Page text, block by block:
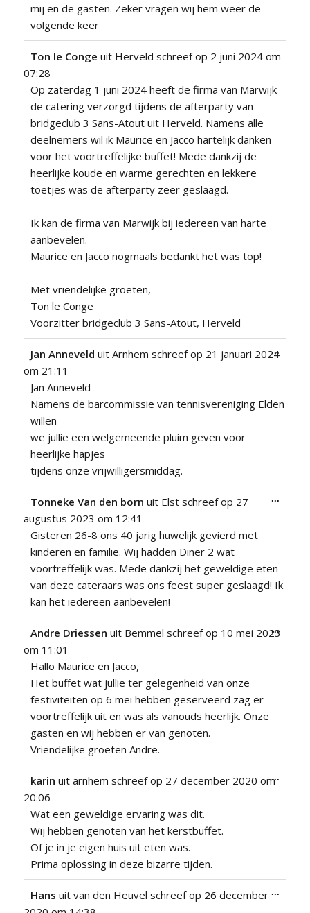
mij en de gasten. Zeker vragen wij hem weer de
volgende keer
Ton le Conge uit Herveld schreef op 2 juni 2024 om
07:28
Op zaterdag 1 juni 2024 heeft de firma van Marwijk
de catering verzorgd tijdens de afterparty van
bridgeclub 3 Sans-Atout uit Herveld. Namens alle
deelnemers wil ik Maurice en Jacco hartelijk danken
voor het voortreffelijke buffet! Mede dankzij de
heerlijke koude en warme gerechten en lekkere
toetjes was de afterparty zeer geslaagd.
Ik kan de firma van Marwijk bij iedereen van harte
aanbevelen.
Maurice en Jacco nogmaals bedankt het was top!
Met vriendelijke groeten,
Ton le Conge
Voorzitter bridgeclub 3 Sans-Atout, Herveld
...
deze
Jan Anneveld uit Arnhem schreef op 21 januari 2024
om 21:11
Jan Anneveld
Namens de barcommissie van tennisvereniging Elden
willen
we jullie een welgemeende pluim geven voor
heerlijke hapjes
tijdens onze vrijwilligersmiddag.
...
deze
Tonneke Van den born uit Elst schreef op 27
augustus 2023 om 12:41
Gisteren 26-8 ons 40 jarig huwelijk gevierd met
kinderen en familie. Wij hadden Diner 2 wat
voortreffelijk was. Mede dankzij het geweldige eten
van deze cateraars was ons feest super geslaagd! Ik
kan het iedereen aanbevelen!
...
Andre Driessen uit Bemmel schreef op 10 mei 2023
om 11:01
Hallo Maurice en Jacco,
Het buffet wat jullie ter gelegenheid van onze
festiviteiten op 6 mei hebben geserveerd zag er
voortreffelijk uit en was als vanouds heerlijk. Onze
gasten en wij hebben er van genoten.
Vriendelijke groeten Andre.
...Wissel
deze
karin uit arnhem schreef op 27 december 2020 om
20:06
Wat een geweldige ervaring was dit.
Wij hebben genoten van het kerstbuffet.
Of je in je eigen huis uit eten was.
Prima oplossing in deze bizarre tijden.
...
Hans uit van den Heuvel schreef op 26 december ...